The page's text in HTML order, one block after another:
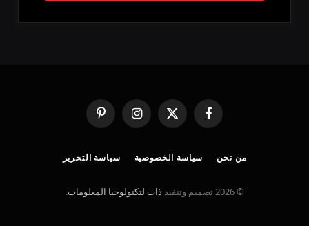
فيسبوك
X
(Twitter)
الانستغرامبينتيريست
من نحن سياسة الخصوصية سياسة التحرير
© 2026 تصميم وتنفيذ ذات لتكنولوجيا المعلومات.